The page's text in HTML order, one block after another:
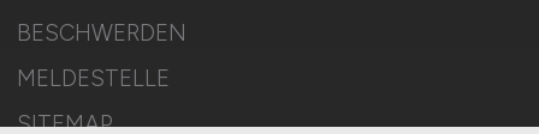
BESCHWERDEN
MELDESTELLE
SITEMAP